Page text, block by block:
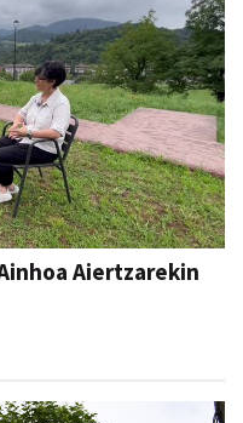
Aiertzarekin